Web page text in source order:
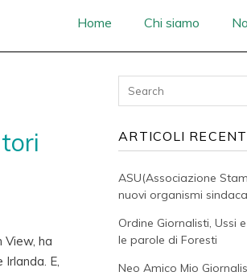
Home Chi siamo
View, ha
E,
ARTICOLI
ASU(Associazione
nuovi organismi
Ordine Giornalisti, Ussi
le parole di Foresti
Neo Amico Mio